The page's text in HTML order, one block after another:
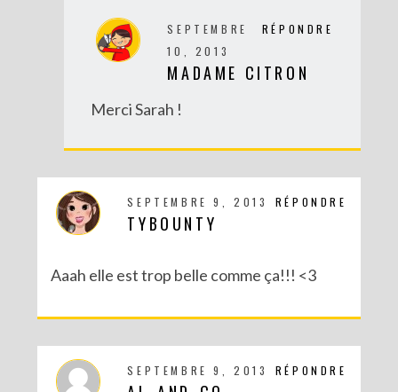
RÉPONDRE
SEPTEMBRE
10, 2013
MADAME CITRON
Merci Sarah !
RÉPONDRE
SEPTEMBRE 9, 2013
TYBOUNTY
Aaah elle est trop belle comme ça!!! <3
RÉPONDRE
SEPTEMBRE 9, 2013